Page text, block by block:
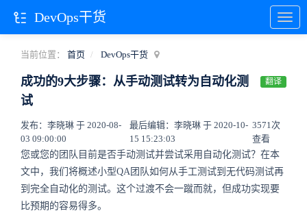
当前位置： 首页 DevOps干货
成功的9大步骤：从手动测试转为自动化测
试
翻译
发布：李晓琳 于 2020-08-
03 09:00:00
最后编辑：李晓琳 于 2020-10-
15 15:23:03
3571次
查看
您或您的团队目前是否手动测试并尝试采用自动化测试？在本
文中，我们将概述小型QA团队如何从手工测试到无代码测试再
到完全自动化的测试。这个过渡不会一蹴而就，但成功实现要
比预期的容易得多。
DevOps干货